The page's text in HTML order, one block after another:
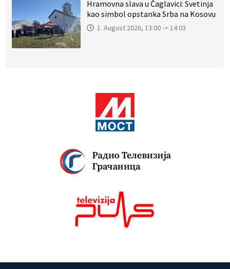
Hramovna slava u Čaglavici: Svetinja
kao simbol opstanka Srba na Kosovu
1. August 2026, 13:00 -> 14:03